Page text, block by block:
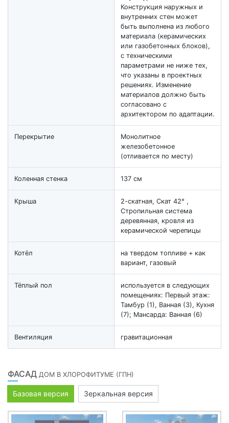
Конструкция наружных и
внутренних стен может
быть выполнена из любого
материала (керамических
или газобетонных блоков),
с техническими
параметрами не ниже тех,
что указаны в проектных
решениях. Изменение
материалов должно быть
согласовано с
архитектором по адаптации.
Перекрытие
Монолитное
железобетонное
(отливается по месту)
Коленная стенка 137 см
Крыша
2-скатная, Скат 42° ,
Стропильная система
деревянная, кровля из
керамической черепицы
Котёл
на твердом топливе + как
вариант, газовый
Тёплый пол
используется в следующих
помещениях: Первый этаж:
Тамбур (1), Ванная (3), Кухня
(7); Мансарда: Ванная (6)
Вентиляция гравитационная
ФАСАД ДОМ В ХЛОРОФИТУМЕ (ГПН)
Базовая версия Зеркальная версия